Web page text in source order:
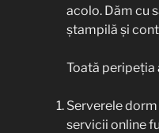
acolo. Dăm cu
ștampilă și
Toată peripeția
Serverele
servicii online